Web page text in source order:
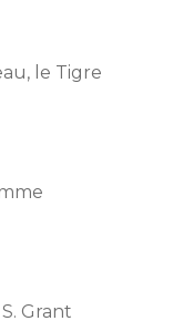
le Tigre
Grant